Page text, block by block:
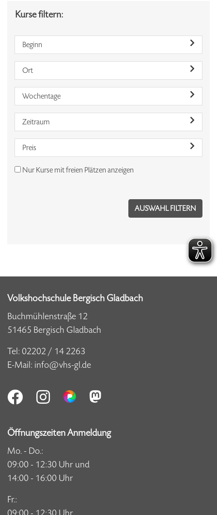
Kurse filtern:
Beginn
Ort
Wochentage
Zeitraum
Preis
Nur Kurse mit freien Plätzen anzeigen
Volkshochschule Bergisch Gladbach
Buchmühlenstraße 12
51465 Bergisch Gladbach
Tel: 02202 / 14 2263
E-Mail: info@vhs-gl.de
Öffnungszeiten Anmeldung
Mo. - Do.:
09:00 - 12:30 Uhr und
14:00 - 16:00 Uhr
Fr.: